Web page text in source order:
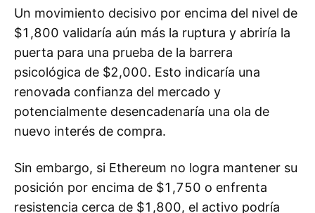
Un movimiento decisivo por encima del nivel de
$1,800 validaría aún más la ruptura y abriría la
puerta para una prueba de la barrera
psicológica de $2,000. Esto indicaría una
renovada confianza del mercado y
potencialmente desencadenaría una ola de
nuevo interés de compra.
Sin embargo, si Ethereum no logra mantener su
posición por encima de $1,750 o enfrenta
resistencia cerca de $1,800, el activo podría